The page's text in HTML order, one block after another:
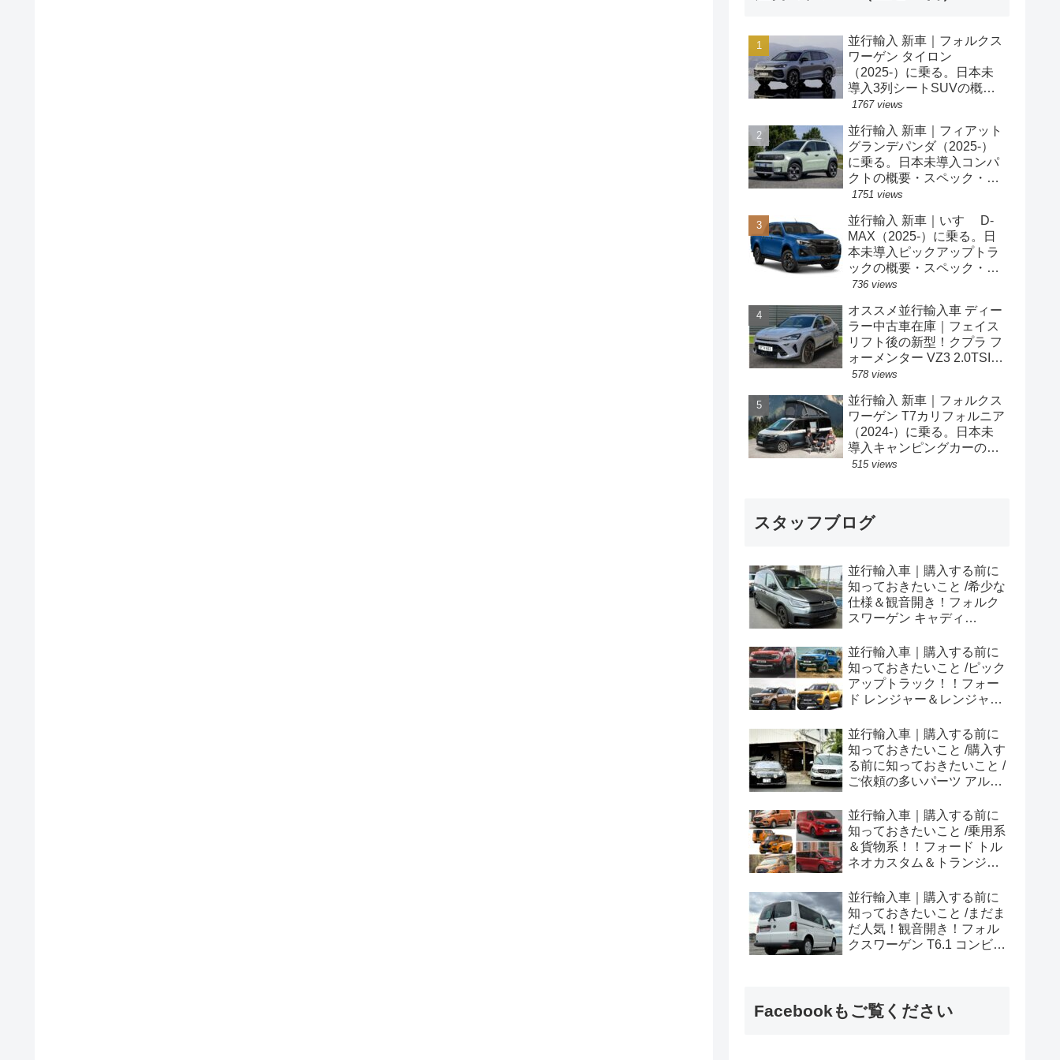
並行輸入 新車｜フォルクス
ワーゲン タイロン
（2025-）に乗る。日本未
導入3列シートSUVの概
要・スペック・価格の情
1767 views
並行輸入 新車｜フィアット
グランデパンダ（2025-）
に乗る。日本未導入コンパ
クトの概要・スペック・価
格の情報。
1751 views
並行輸入 新車｜いすゞ D-
MAX（2025-）に乗る。日
本未導入ピックアップトラ
ックの概要・スペック・価
格の情報。
736 views
オススメ並行輸入車 ディー
ラー中古車在庫｜フェイス
リフト後の新型！クプラ フ
ォーメンター VZ3 2.0TSI
333PS 4Drive 7DSG 右ハン
578 views
並行輸入 新車｜フォルクス
ワーゲン T7カリフォルニア
（2024-）に乗る。日本未
導入キャンピングカーの概
要・スペック・価格の情
515 views
スタッフブログ
並行輸入車｜購入する前に
知っておきたいこと /希少な
仕様＆観音開き！フォルク
スワーゲン キャディ
並行輸入車｜購入する前に
知っておきたいこと /ピック
アップトラック！！フォー
ド レンジャー＆レンジャー
め！
並行輸入車｜購入する前に
知っておきたいこと /購入す
る前に知っておきたいこと /
ご依頼の多いパーツ アルピ
やカスタム・チューニング
パーツも何とかなる！②
並行輸入車｜購入する前に
知っておきたいこと /乗用系
＆貨物系！！フォード トル
ネオカスタム＆トランジッ
め！
並行輸入車｜購入する前に
知っておきたいこと /まだま
だ人気！観音開き！フォル
クスワーゲン T6.1 コンビ横
Facebookもご覧ください